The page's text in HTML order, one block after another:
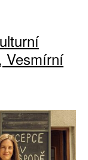
Vesmírní